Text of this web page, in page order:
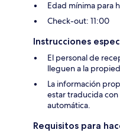
Edad mínima para
Check-out: 11:00
Instrucciones
El personal de
lleguen a la
La información
estar traducida
automática.
Requisitos para